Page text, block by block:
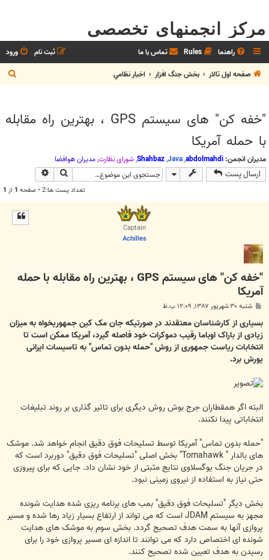
مرکز انجمنهای تخصصی
راهنما Rules تماس با ما ورود
ثبت نام
صفحه اول تالار
بخش جنگ افزار اخبار نظامي
س
ج"خفه کن" های سیستم GPS ، بهترين راه مقابله
با حمله آمريکا
مدیران انجمن: abdolmahdi
,
Java
,
Shahbaz
,شوراي نظارت,مديران هوافضا
ارسال پست جستجو
تعداد پست ها:2 • صفحه 1 از 1
Captain
Achilles
"خفه کن" های سیستم GPS ، بهترين راه مقابله با حمله
آمريکا
ت
شنبه ۳۰ شهریور ۱۳۸۷, ۱۲:۰۹ ب.ظ
بسیاری از کارشناسان معتقدند در صورتیکه جان مک کین جمهوریخواه به میزان
زیادی از باراک اوباما رقیب دموکرات خود فاصله گیرد، آمریکا ممکن است تا
انتخابات ریاست جمهوری از روش "حمله بدون تماس" به تاسیسات ایرانی
یورش برد.
البته اگر همقطاران جرج بوش روش دیگری برای تاثیر گذاری بر روند تبلیغات
انتخاباتی پیدا نکنند.
"حمله بدون تماس" آمریکا توسط تسلیحات فوق دقیق انجام خواهد شد. موشک
های بالدار " Tomahawk" بخش اصلی "تسلیحات فوق دقیق" دوربرد است که
در جریان جنگ یوگسلاوی نتایج مثبتی از خود نشان داد. جایی که برای پیروزی
حتی نیاز به استفاده از نیروی زمینی نبود.
بخش دیگر "تسلیحات فوق دقیق" بمب های برنامه ریزی شده هدایت شونده
مجهز به سیستم JDAM است که می تواند از ارتفاع بسیار زیاد رها شده و مسیر
پروازی آنها به سمت هدف تصحیح گردد. بخش سوم به موشک های هدایت
شونده ای اختصاص دارد که می توانند تا اندازه ای مسیر پروازی خود را برای
رسیدن به هدف تعیین شده تصحیح کنند.